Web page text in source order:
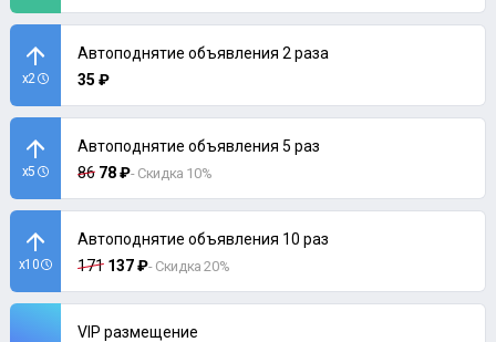
x2
Автоподнятие объявления 2 раза
35 ₽
x5
Автоподнятие объявления 5 раз
86 78 ₽- Скидка 10%
x10
Автоподнятие объявления 10 раз
171 137 ₽- Скидка 20%
VIP размещение